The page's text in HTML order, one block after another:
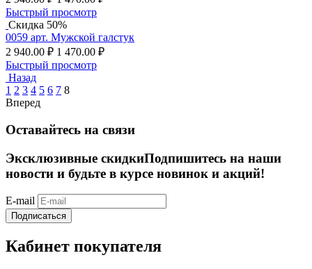
Быстрый просмотр
Скидка 50%
0059 арт. Мужской галстук
2 940.00 ₽ 1 470.00 ₽
Быстрый просмотр
Назад
1 2 3 4 5 6 7 8
Вперед
Оставайтесь на связи
Эксклюзивные скидкиПодпишитесь на наши
новости и будьте в курсе новинок и акций!
E-mail
Подписаться
Кабинет покупателя